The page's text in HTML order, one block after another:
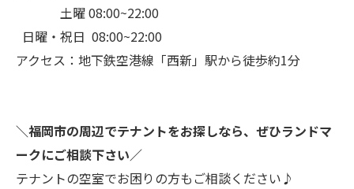
土曜 08:00~22:00
日曜・祝日 08:00~22:00
アクセス：地下鉄空港線「西新」駅から徒歩約1分
＼福岡市の周辺でテナントをお探しなら、ぜひランドマ
ークにご相談下さい／
テナントの空室でお困りの方もご相談ください♪